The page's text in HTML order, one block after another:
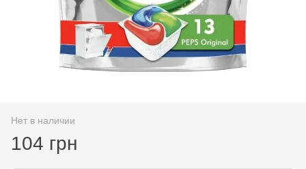
Нет в наличии
104 грн